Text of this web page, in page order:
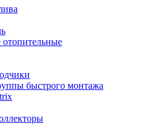
отопительные
быстрого монтажа